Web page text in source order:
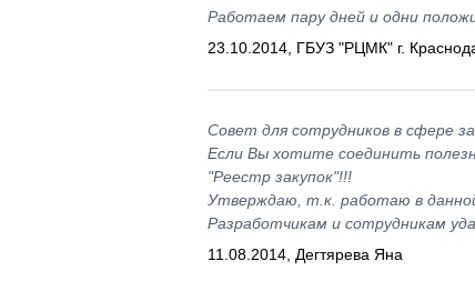
Работаем пару дней и одни
23.10.2014, ГБУЗ "РЦМК" г.
Совет для сотрудников в сфере
Если Вы хотите соединить
"Реестр закупок"!!!
Утверждаю, т.к. работаю в
Разработчикам и сотрудникам
11.08.2014, Дегтярева Яна